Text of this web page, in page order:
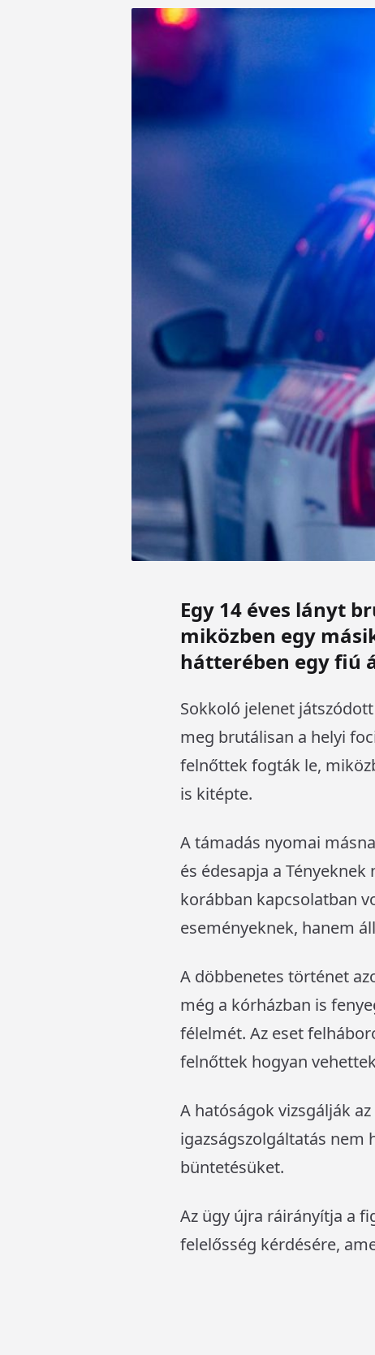
Egy 14 éves lányt
miközben egy
hátterében egy fiú
Sokkoló jelenet
meg brutálisan a helyi
felnőttek fogták le,
is kitépte.
A támadás nyomai
és édesapja a
korábban kapcsolatban
eseményeknek, hanem
A döbbenetes történet
még a kórházban is
félelmét. Az eset
felnőttek hogyan
A hatóságok vizsgálják
igazságszolgáltatás nem
büntetésüket.
Az ügy újra ráirányítja a
felelősség kérdésére,